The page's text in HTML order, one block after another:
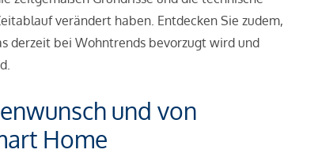
verändert haben. Entdecken Sie zudem,
derzeit bei Wohntrends bevorzugt wird und
und von
Home